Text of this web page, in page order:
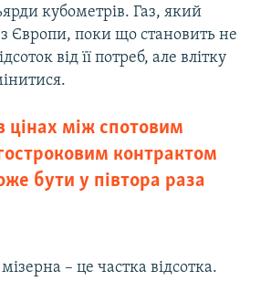
кубометрів. Газ, який
Європи, поки що становить не
від її потреб, але влітку
цінах між спотовим
контрактом
бути у півтора раза
– це частка відсотка.